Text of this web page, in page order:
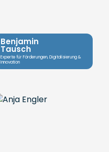
Benjamin
Tausch
Experte für Förderungen, Digitalisierung &
Innovation